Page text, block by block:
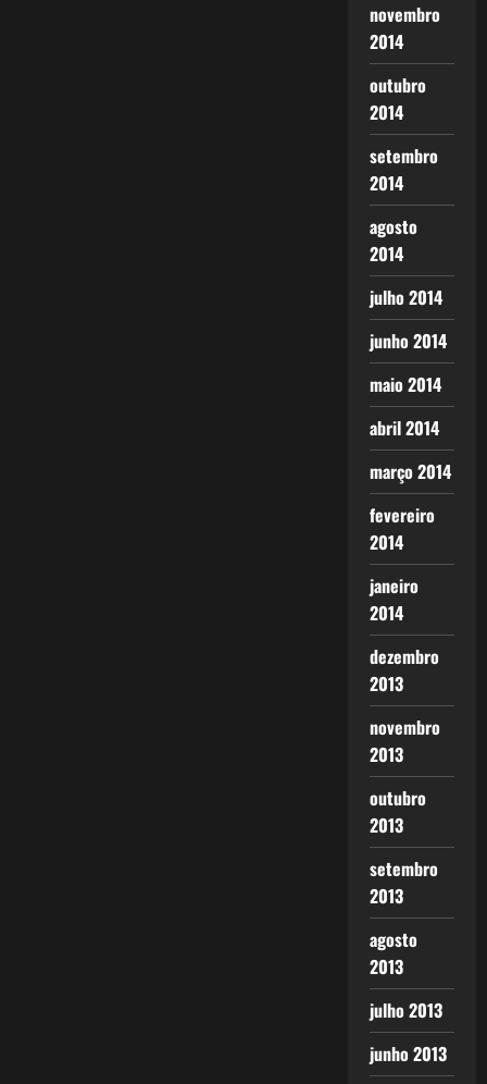
novembro
2014
outubro
2014
setembro
2014
agosto
2014
julho 2014
junho 2014
maio 2014
abril 2014
março 2014
fevereiro
2014
janeiro
2014
dezembro
2013
novembro
2013
outubro
2013
setembro
2013
agosto
2013
julho 2013
junho 2013